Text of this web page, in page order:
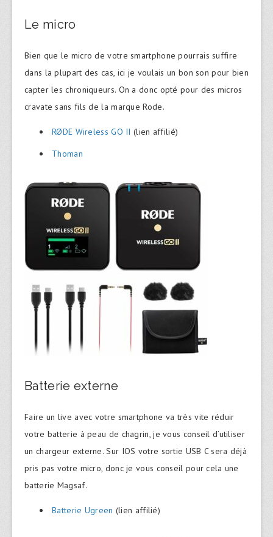
Le micro
Bien que le micro de votre smartphone pourrais suffire
dans la plupart des cas, ici je voulais un bon son pour bien
capter les chroniqueurs. On a donc opté pour des micros
cravate sans fils de la marque Rode.
RØDE Wireless GO II (lien affilié)
Thoman
Batterie externe
Faire un live avec votre smartphone va très vite réduir
votre batterie à peau de chagrin, je vous conseil d’utiliser
un chargeur externe. Sur IOS votre sortie USB C sera déjà
pris pas votre micro, donc je vous conseil pour cela une
batterie Magsaf.
Batterie Ugreen (lien affilié)